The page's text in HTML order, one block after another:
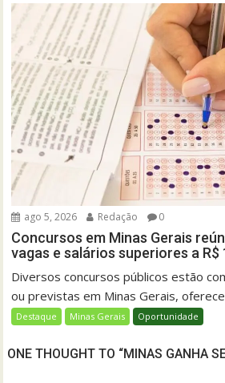
ago 5, 2026 Redação 0
Concursos em Minas Gerais
vagas e salários superiores a R$
Diversos concursos públicos estão
ou previstas em Minas Gerais,
Destaque Minas Gerais Oportunidade
ONE THOUGHT TO “MINAS GANHA